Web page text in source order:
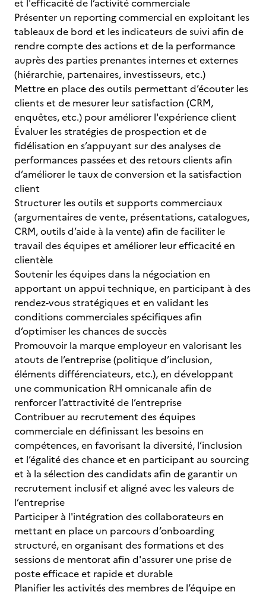
et l'efficacité de l’activité commerciale
Présenter un reporting commercial en exploitant les
tableaux de bord et les indicateurs de suivi afin de
rendre compte des actions et de la performance
auprès des parties prenantes internes et externes
(hiérarchie, partenaires, investisseurs, etc.)
Mettre en place des outils permettant d’écouter les
clients et de mesurer leur satisfaction (CRM,
enquêtes, etc.) pour améliorer l'expérience client
Évaluer les stratégies de prospection et de
fidélisation en s’appuyant sur des analyses de
performances passées et des retours clients afin
d’améliorer le taux de conversion et la satisfaction
client
Structurer les outils et supports commerciaux
(argumentaires de vente, présentations, catalogues,
CRM, outils d’aide à la vente) afin de faciliter le
travail des équipes et améliorer leur efficacité en
clientèle
Soutenir les équipes dans la négociation en
apportant un appui technique, en participant à des
rendez-vous stratégiques et en validant les
conditions commerciales spécifiques afin
d’optimiser les chances de succès
Promouvoir la marque employeur en valorisant les
atouts de l’entreprise (politique d’inclusion,
éléments différenciateurs, etc.), en développant
une communication RH omnicanale afin de
renforcer l’attractivité de l’entreprise
Contribuer au recrutement des équipes
commerciale en définissant les besoins en
compétences, en favorisant la diversité, l’inclusion
et l’égalité des chance et en participant au sourcing
et à la sélection des candidats afin de garantir un
recrutement inclusif et aligné avec les valeurs de
l’entreprise
Participer à l'intégration des collaborateurs en
mettant en place un parcours d’onboarding
structuré, en organisant des formations et des
sessions de mentorat afin d'assurer une prise de
poste efficace et rapide et durable
Planifier les activités des membres de l’équipe en